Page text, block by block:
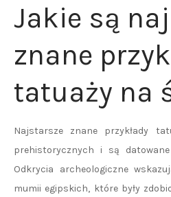
Jakie są
znane
tatuaży na
Najstarsze znane przykłady
prehistorycznych i są
Odkrycia archeologiczne
mumii egipskich, które były